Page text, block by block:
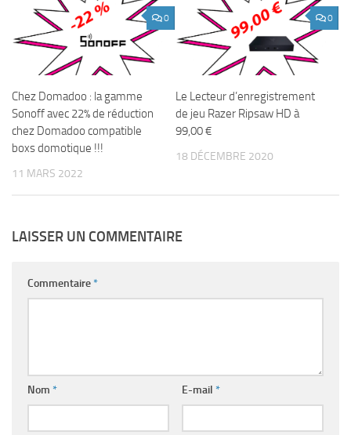
0
Chez Domadoo : la gamme
Sonoff avec 22% de réduction
chez Domadoo compatible
boxs domotique !!!
11 MARS 2022
0
Le Lecteur d’enregistrement
de jeu Razer Ripsaw HD à
99,00 €
18 DÉCEMBRE 2020
LAISSER UN COMMENTAIRE
Commentaire*
Nom * E-mail *